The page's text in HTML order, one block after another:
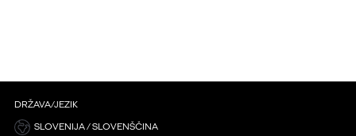
DRŽAVA/JEZIK
SLOVENIJA / SLOVENŠČINA